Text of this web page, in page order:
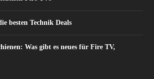
besten Technik Deals
Was gibt es neues für Fire TV,